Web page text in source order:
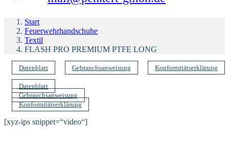
Start
Feuerwehrhandschuhe
Textil
FLASH PRO PREMIUM PTFE LONG
Datenblatt Gebrauchsanweisung Konformitätserklärung
Datenblatt
Gebrauchsanweisung
Konformitätserklärung
[xyz-ips snippet=“video“]